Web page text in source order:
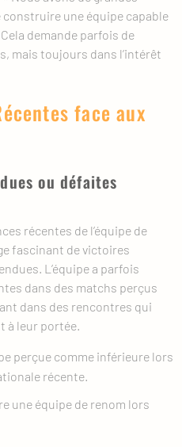
une équipe capable
demande parfois de
mais toujours dans l’intérêt
face aux
ou défaites
récentes de l’équipe de
fascinant de victoires
L’équipe a parfois
dans des matchs perçus
dans des rencontres qui
à leur portée.
perçue comme inférieure lors
récente.
une équipe de renom lors